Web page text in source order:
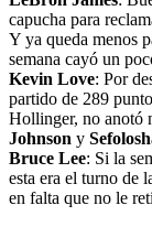
capucha para
Y ya queda menos
semana cayó un
Kevin Love: Por
partido de 289
Hollinger, no anotó
Johnson y
Bruce Lee: Si la
esta era el turno de
en falta que no le